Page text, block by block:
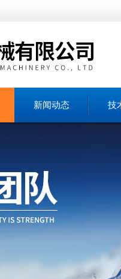
新闻动态 技